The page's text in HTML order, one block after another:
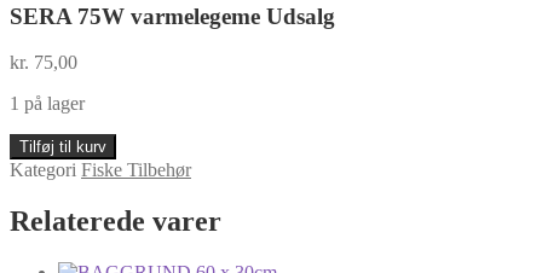
SERA 75W varmelegeme Udsalg
kr. 75,00
1 på lager
SERA
75W
varmelegeme
Udsalg
antal
Tilføj til kurv
Kategori Fiske Tilbehør
Relaterede varer